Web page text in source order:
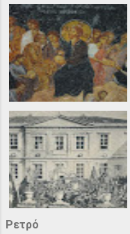
Ρετρό